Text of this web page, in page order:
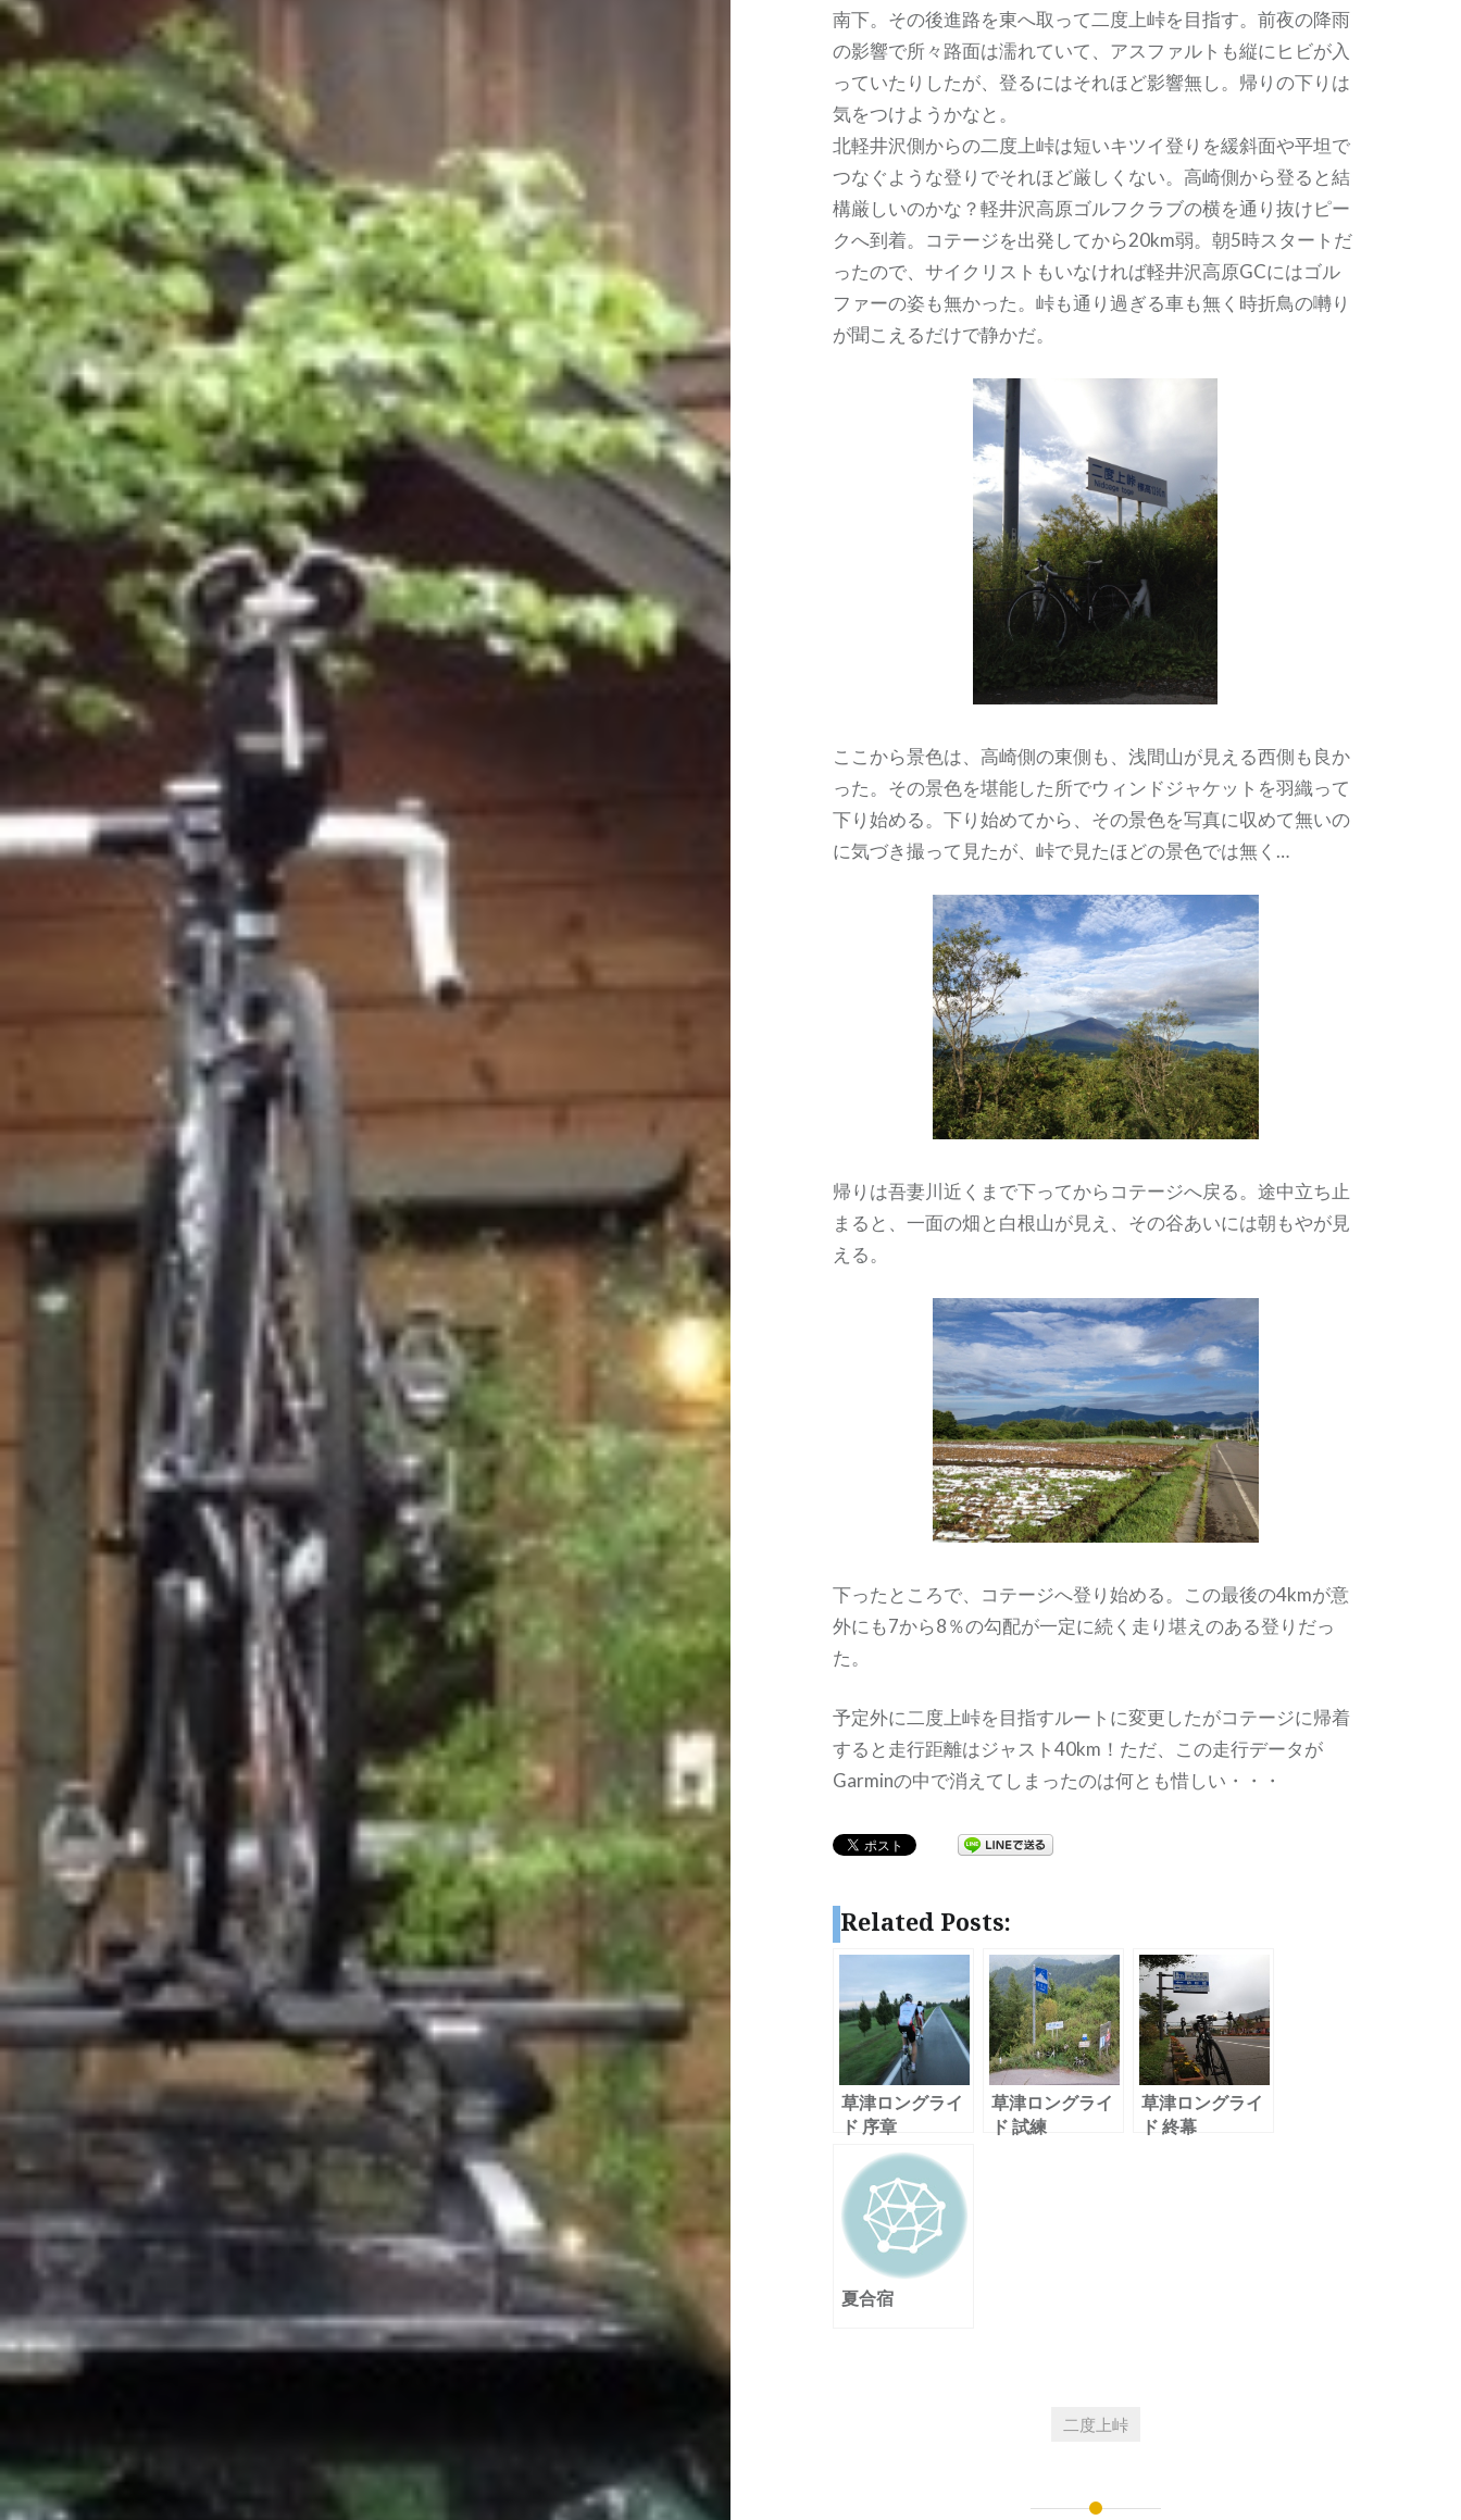
南下。その後進路を東へ取って二度上峠を目指す。前夜の降雨
の影響で所々路面は濡れていて、アスファルトも縦にヒビが入
っていたりしたが、登るにはそれほど影響無し。帰りの下りは
気をつけようかなと。
北軽井沢側からの二度上峠は短いキツイ登りを緩斜面や平坦で
つなぐような登りでそれほど厳しくない。高崎側から登ると結
構厳しいのかな？軽井沢高原ゴルフクラブの横を通り抜けピー
クへ到着。コテージを出発してから20km弱。朝5時スタートだ
ったので、サイクリストもいなければ軽井沢高原GCにはゴル
ファーの姿も無かった。峠も通り過ぎる車も無く時折鳥の囀り
が聞こえるだけで静かだ。
ここから景色は、高崎側の東側も、浅間山が見える西側も良か
った。その景色を堪能した所でウィンドジャケットを羽織って
下り始める。下り始めてから、その景色を写真に収めて無いの
に気づき撮って見たが、峠で見たほどの景色では無く…
帰りは吾妻川近くまで下ってからコテージへ戻る。途中立ち止
まると、一面の畑と白根山が見え、その谷あいには朝もやが見
える。
下ったところで、コテージへ登り始める。この最後の4kmが意
外にも7から8％の勾配が一定に続く走り堪えのある登りだっ
た。
予定外に二度上峠を目指すルートに変更したがコテージに帰着
すると走行距離はジャスト40km！ただ、この走行データが
Garminの中で消えてしまったのは何とも惜しい・・・
Related Posts:
草津ロングライ
ド 序章
草津ロングライ
ド 試練
草津ロングライ
ド 終幕
夏合宿
二度上峠